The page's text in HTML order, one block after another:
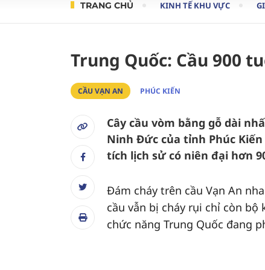
TRANG CHỦ KINH TẾ KHU VỰC
Trung Quốc: Cầu 900
CẦU VẠN AN PHÚC KIẾN
Cây cầu vòm bằng gỗ dài
Ninh Đức của tỉnh Phúc
tích lịch sử có niên đại hơn
Đám cháy trên cầu Vạn An
cầu vẫn bị cháy rụi chỉ còn bộ
chức năng Trung Quốc đang